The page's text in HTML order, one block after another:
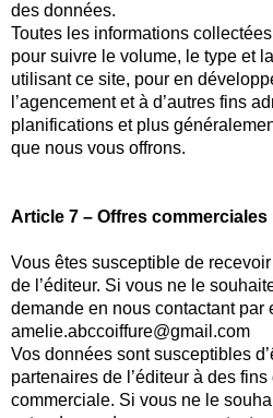
des données.
Toutes les informations
pour suivre le volume, le type et
utilisant ce site, pour en
l’agencement et à d’autres fins
planifications et plus
que nous vous offrons.
Article 7 – Offres commerciales
Vous êtes susceptible de
de l’éditeur. Si vous ne le
demande en nous contactant par
amelie.abccoiffure@gmail.com
Vos données sont susceptibles
partenaires de l’éditeur à des
commerciale. Si vous ne le